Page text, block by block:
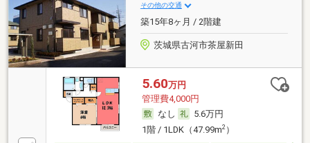
その他の交通
築15年8ヶ月 / 2階建
茨城県古河市茶屋新田
5.60万円
管理費4,000円
なし
5.6万円
1階 / 1LDK（47.99m2）